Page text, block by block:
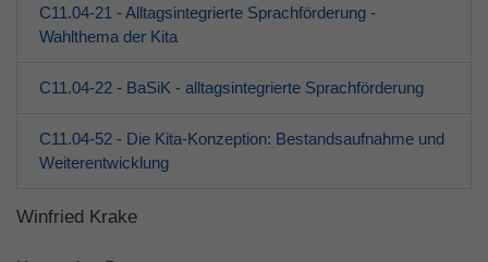
C11.04-21 - Alltagsintegrierte Sprachförderung -
Wahlthema der Kita
C11.04-22 - BaSiK - alltagsintegrierte Sprachförderung
C11.04-52 - Die Kita-Konzeption: Bestandsaufnahme und
Weiterentwicklung
Winfried Krake